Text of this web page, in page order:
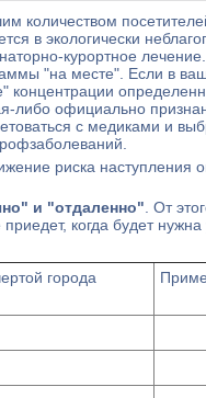
количеством
в экологически
курортное
"на месте". Если в
концентрации
либо официально
с медиками и
риска наступления
и "отдаленно" . От
когда будет
города